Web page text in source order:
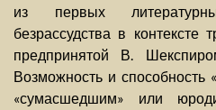
из первых
безрассудства в контексте
предпринятой В.
Возможность и способность
«сумасшедшим» или